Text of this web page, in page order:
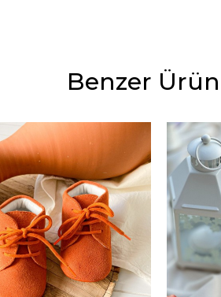
Benzer